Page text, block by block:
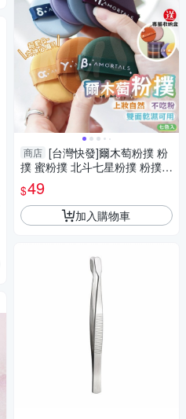
商店 [台灣快發]爾木萄粉撲 粉
撲 蜜粉撲 北斗七星粉撲 粉撲
海綿 彩色粉撲 粉撲七入組 腮紅
粉撲
$49
加入購物車